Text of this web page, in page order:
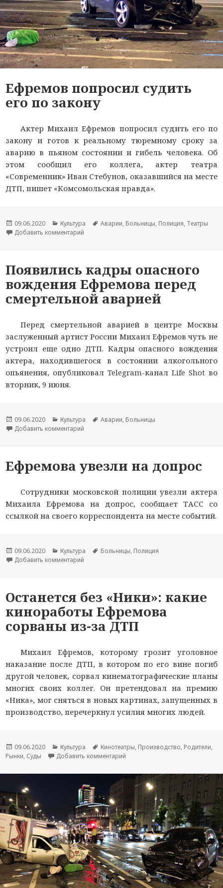
Ефремов попросил судить
его по закону
Актер Михаил Ефремов попросил судить его по
закону и готов к реальному тюремному сроку за
аварию в пьяном состоянии и гибель человека. Об
этом сообщил его коллега, актер театра
«Современник» Иван Стебунов, оказавшийся на месте
ДТП, пишет «Комсомольская правда».
Опубликовано
09.06.2020 Рубрики
Культура Метки
Аварии, Больницы, Полиция, Театры
Добавить комментарий
Появились кадры опасного
вождения Ефремова перед
смертельной аварией
Перед смертельной аварией в центре Москвы
заслуженный артист России Михаил Ефремов чуть не
устроил еще одно ДТП. Кадры опасного вождения
актера, находившегося в состоянии алкогольного
опьянения, опубликовал Telegram-канал Life Shot во
вторник, 9 июня.
Опубликовано
09.06.2020 Рубрики
Культура Метки
Аварии, Больницы
Добавить комментарий
Ефремова увезли на допрос
Сотрудники московской полиции увезли актера
Михаила Ефремова на допрос, сообщает ТАСС со
ссылкой на своего корреспондента на месте событий.
Опубликовано
09.06.2020 Рубрики
Культура Метки
Больницы, Полиция
Добавить комментарий
Останется без «Ники»: какие
киноработы Ефремова
сорваны из-за ДТП
Михаил Ефремов, которому грозит уголовное
наказание после ДТП, в котором по его вине погиб
другой человек, сорвал кинематографические планы
многих своих коллег. Он претендовал на премию
«Ника», мог сняться в новых картинах, запущенных в
производство, перечеркнул усилия многих людей.
Опубликовано
09.06.2020 Рубрики
Культура Метки
Кинотеатры, Производство, Родители,
Рынки, Суды Добавить комментарий